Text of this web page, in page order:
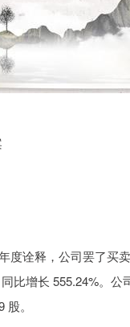
度诠释，公司罢了买
比增长 555.24%。
。